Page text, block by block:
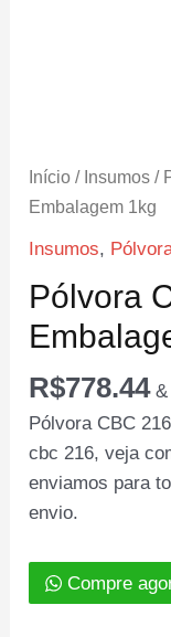
Início / Insumos /
Embalagem 1kg
Insumos,
Pólvora
R$778.44
Pólvora CBC
cbc 216, veja
enviamos para
envio.
Compre